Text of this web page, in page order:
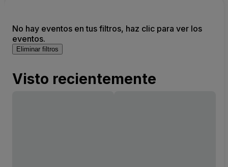
No hay eventos en tus filtros, haz clic para ver los
eventos.
Eliminar filtros
Visto recientemente